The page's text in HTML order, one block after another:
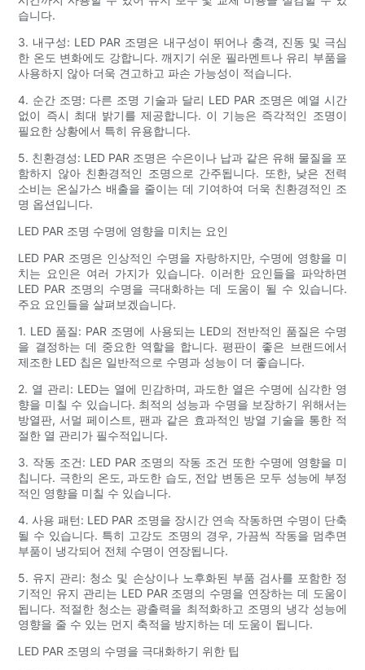
습니다.
3. 내구성: LED PAR 조명은 내구성이 뛰어나 충격, 진동 및 극심
한 온도 변화에도 강합니다. 깨지기 쉬운 필라멘트나 유리 부품을
사용하지 않아 더욱 견고하고 파손 가능성이 적습니다.
4. 순간 조명: 다른 조명 기술과 달리 LED PAR 조명은 예열 시간
없이 즉시 최대 밝기를 제공합니다. 이 기능은 즉각적인 조명이
필요한 상황에서 특히 유용합니다.
5. 친환경성: LED PAR 조명은 수은이나 납과 같은 유해 물질을 포
함하지 않아 친환경적인 조명으로 간주됩니다. 또한, 낮은 전력
소비는 온실가스 배출을 줄이는 데 기여하여 더욱 친환경적인 조
명 옵션입니다.
LED PAR 조명 수명에 영향을 미치는 요인
LED PAR 조명은 인상적인 수명을 자랑하지만, 수명에 영향을 미
치는 요인은 여러 가지가 있습니다. 이러한 요인들을 파악하면
LED PAR 조명의 수명을 극대화하는 데 도움이 될 수 있습니다.
주요 요인들을 살펴보겠습니다.
1. LED 품질: PAR 조명에 사용되는 LED의 전반적인 품질은 수명
을 결정하는 데 중요한 역할을 합니다. 평판이 좋은 브랜드에서
제조한 LED 칩은 일반적으로 수명과 성능이 더 좋습니다.
2. 열 관리: LED는 열에 민감하며, 과도한 열은 수명에 심각한 영
향을 미칠 수 있습니다. 최적의 성능과 수명을 보장하기 위해서는
방열판, 서멀 페이스트, 팬과 같은 효과적인 방열 기술을 통한 적
절한 열 관리가 필수적입니다.
3. 작동 조건: LED PAR 조명의 작동 조건 또한 수명에 영향을 미
칩니다. 극한의 온도, 과도한 습도, 전압 변동은 모두 성능에 부정
적인 영향을 미칠 수 있습니다.
4. 사용 패턴: LED PAR 조명을 장시간 연속 작동하면 수명이 단축
될 수 있습니다. 특히 고강도 조명의 경우, 가끔씩 작동을 멈추면
부품이 냉각되어 전체 수명이 연장됩니다.
5. 유지 관리: 청소 및 손상이나 노후화된 부품 검사를 포함한 정
기적인 유지 관리는 LED PAR 조명의 수명을 연장하는 데 도움이
됩니다. 적절한 청소는 광출력을 최적화하고 조명의 냉각 성능에
영향을 줄 수 있는 먼지 축적을 방지하는 데 도움이 됩니다.
LED PAR 조명의 수명을 극대화하기 위한 팁